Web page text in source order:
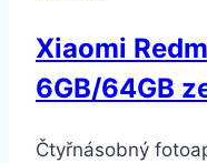
Xiaomi
6GB/64GB
Čtyřnásobný